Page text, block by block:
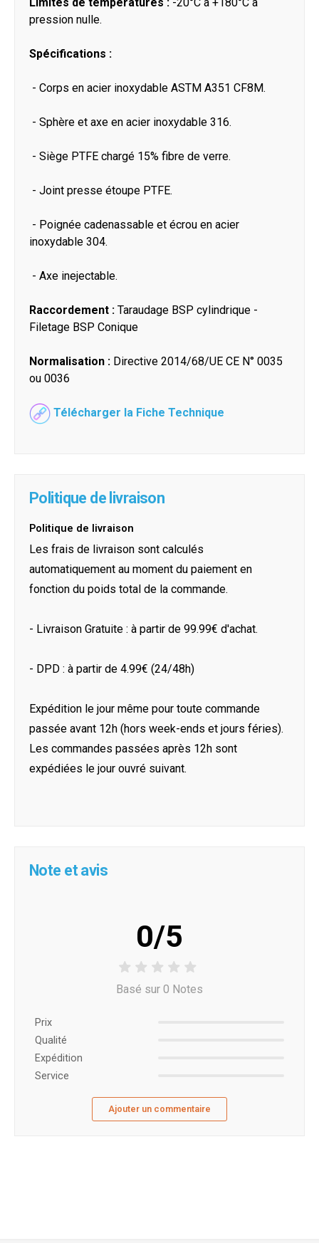
pression nulle.
Spécifications :
- Corps en acier inoxydable ASTM A351 CF8M.
- Sphère et axe en acier inoxydable 316.
- Siège PTFE chargé 15% fibre de verre.
- Joint presse étoupe PTFE.
- Poignée cadenassable et écrou en acier
inoxydable 304.
- Axe inejectable.
Raccordement : Taraudage BSP cylindrique -
Filetage BSP Conique
Normalisation : Directive 2014/68/UE CE N° 0035
ou 0036
Télécharger la Fiche Technique
Politique de livraison
Politique de livraison
Les frais de livraison sont calculés
automatiquement au moment du paiement en
fonction du poids total de la commande.
- Livraison Gratuite : à partir de 99.99€ d'achat.
- DPD : à partir de 4.99€ (24/48h)
Expédition le jour même pour toute commande
passée avant 12h (hors week-ends et jours féries).
Les commandes passées après 12h sont
expédiées le jour ouvré suivant.
Note et avis
0/5
Basé sur 0 Notes
Prix ​​
Qualité
Expédition
Service
Ajouter un commentaire